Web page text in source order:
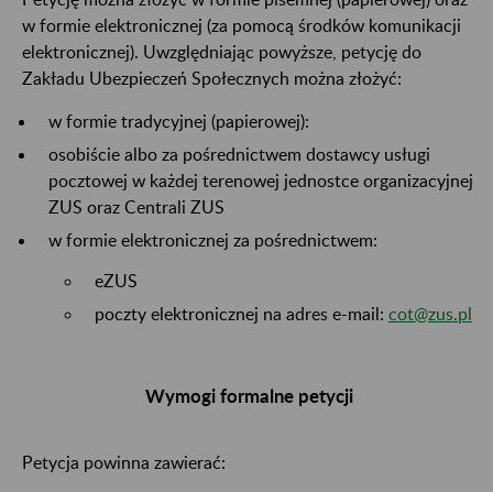
w formie elektronicznej (za pomocą środków komunikacji
elektronicznej). Uwzględniając powyższe, petycję do
Zakładu Ubezpieczeń Społecznych można złożyć:
w formie tradycyjnej (papierowej):
osobiście albo za pośrednictwem dostawcy usługi
pocztowej w każdej terenowej jednostce organizacyjnej
ZUS oraz Centrali ZUS
w formie elektronicznej za pośrednictwem:
eZUS
poczty elektronicznej na adres e-mail: cot@zus.pl
Wymogi formalne petycji
Petycja powinna zawierać: